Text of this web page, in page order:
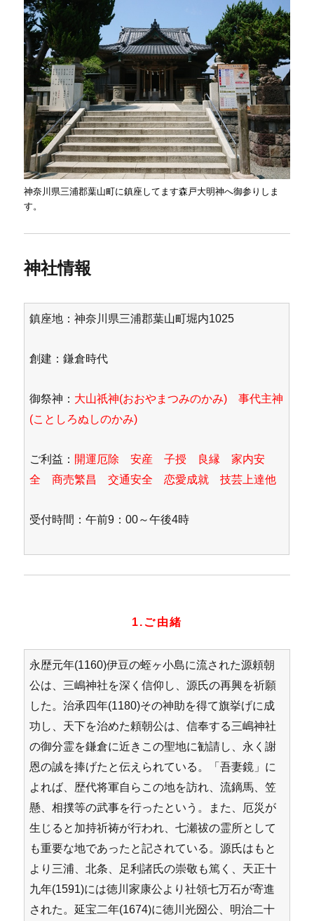
神奈川県三浦郡葉山町に鎮座してます森戸大明神へ御参りしま
す。
神社情報
鎮座地：神奈川県三浦郡葉山町堀内1025
創建：鎌倉時代
御祭神： 大山祇神(おおやまつみのかみ) 事代主神
(ことしろぬしのかみ)
ご利益： 開運厄除 安産 子授 良縁 家内安
全 商売繁昌 交通安全 恋愛成就 技芸上達他
受付時間：午前9：00～午後4時
1.ご由緒
永歴元年(1160)伊豆の蛭ヶ小島に流された源頼朝
公は、三嶋神社を深く信仰し、源氏の再興を祈願
した。治承四年(1180)その神助を得て旗挙げに成
功し、天下を治めた頼朝公は、信奉する三嶋神社
の御分霊を鎌倉に近きこの聖地に勧請し、永く謝
恩の誠を捧げたと伝えられている。「吾妻鏡」に
よれば、歴代将軍自らこの地を訪れ、流鏑馬、笠
懸、相撲等の武事を行ったという。また、厄災が
生じると加持祈祷が行われ、七瀬祓の霊所として
も重要な地であったと記されている。源氏はもと
より三浦、北条、足利諸氏の崇敬も篤く、天正十
九年(1591)には徳川家康公より社領七万石が寄進
された。延宝二年(1674)に徳川光圀公、明治二十